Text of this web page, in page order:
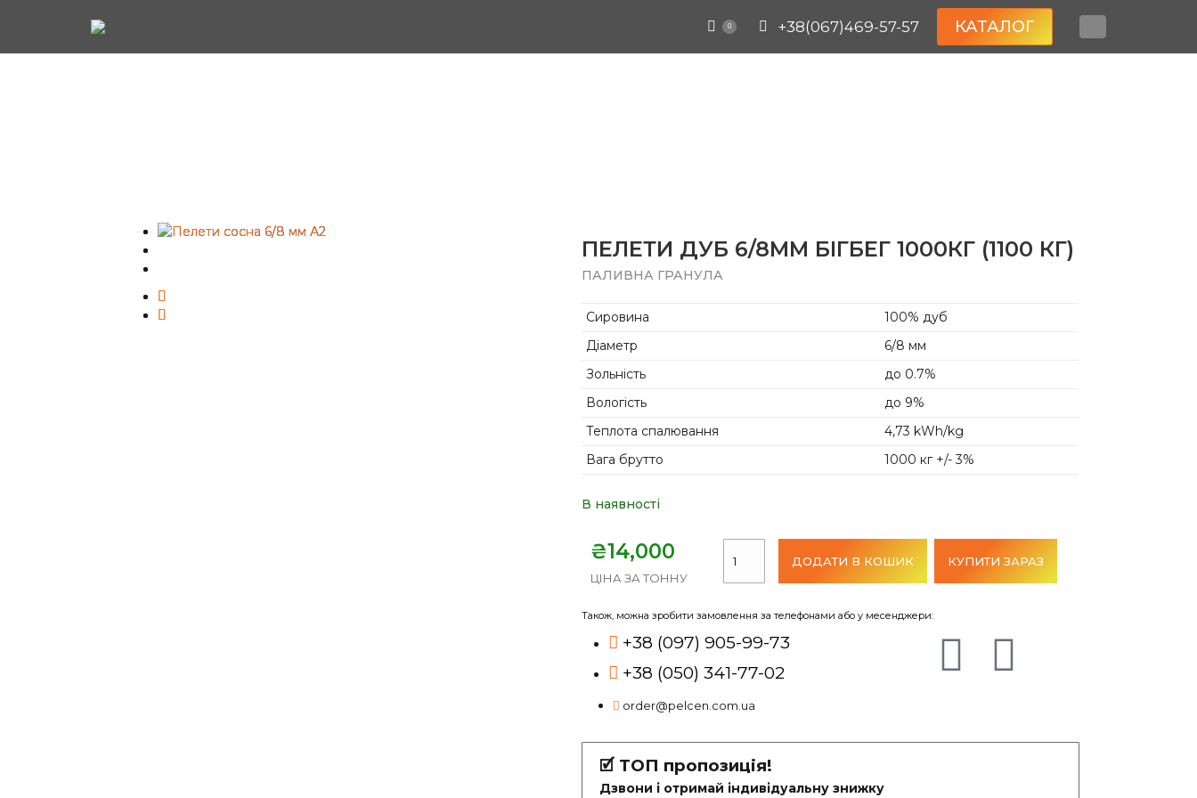
0 +38(067)469-57-57 КАТАЛОГ
ПЕЛЕТИ ДУБ 6/8ММ БІГБЕГ 1000КГ (1100 КГ)
ПАЛИВНА ГРАНУЛА
Сировина
100% дуб
Діаметр
6/8 мм
Зольність
до 0.7%
Вологість
до 9%
Теплота спалювання
4,73 kWh/kg
Вага брутто
1000 кг +/- 3%
В наявності
₴14,000
ЦІНА ЗА ТОННУ
ДОДАТИ В КОШИК КУПИТИ ЗАРАЗ
Також, можна зробити замовлення за телефонами або у месенджери:
+38 (097) 905-99-73
+38 (050) 341-77-02
order@pelcen.com.ua
🗹 ТОП пропозиція!
Дзвони і отримай індивідуальну знижку